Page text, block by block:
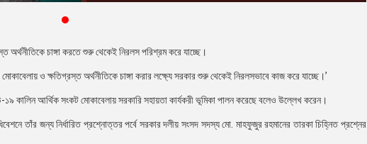
অর্থনীতিকে চাঙ্গা করতে শুরু থেকেই নিরলস পরিশ্রম করে যাচ্ছে।
ও ক্ষতিগ্রস্ত অর্থনীতিকে চাঙ্গা করার লক্ষ্যে সরকার শুরু থেকেই নিরলসভাবে কাজ করে যাচ্ছে।’
কালিন আর্থিক সংকট মোকাবেলায় সরকারি সহায়তা কার্যকরী ভূমিকা পালন করেছে বলেও উল্লেখ করেন।
তাঁর জন্য নির্ধারিত প্রশ্নোত্তর পর্বে সরকার দলীয় সংসদ সদস্য মো. মাহফুজুর রহমানের তারকা চিহ্নিত প্রশ্নের